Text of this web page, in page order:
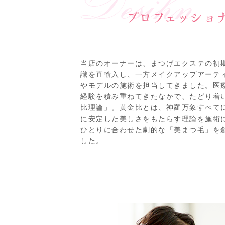
プロフェッショ
当店のオーナーは、まつげエクステの初
識を直輸入し、一方メイクアップアーテ
やモデルの施術を担当してきました。医
経験を積み重ねてきたなかで、たどり着
比理論」。黄金比とは、神羅万象すべて
に安定した美しさをもたらす理論を施術
ひとりに合わせた劇的な「美まつ毛」を
した。